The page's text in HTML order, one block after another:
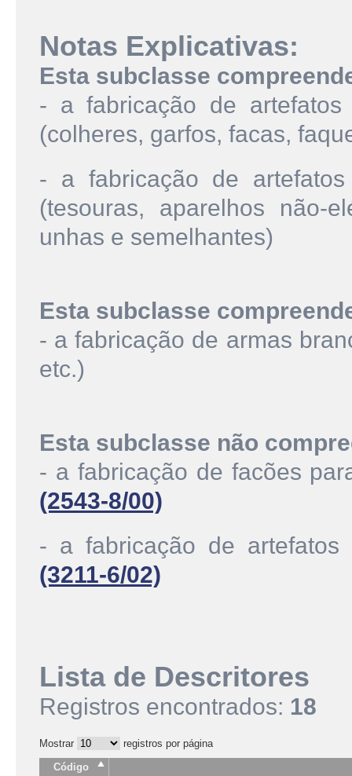
Notas Explicativas:
Esta subclasse
- a fabricação de
(colheres, garfos, facas,
- a fabricação de
(tesouras, aparelhos não-
unhas e semelhantes)
Esta subclasse
- a fabricação de armas
etc.)
Esta subclasse não
- a fabricação de facões
(2543-8/00)
- a fabricação de
(3211-6/02)
Lista de Descritores
Registros encontrados: 18
Mostrar
registros por página
Código